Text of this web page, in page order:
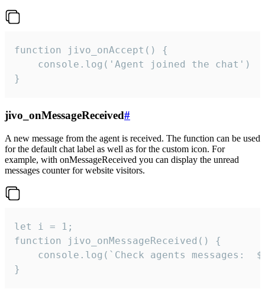
function jivo_onAccept() {
}
jivo_onMessageReceived#
A new message from the agent is received. The function can be used
for the default chat label as well as for the custom icon. For
example, with onMessageReceived you can display the unread
messages counter for website visitors.
let i = 1;
function jivo_onMessageReceived() {
}